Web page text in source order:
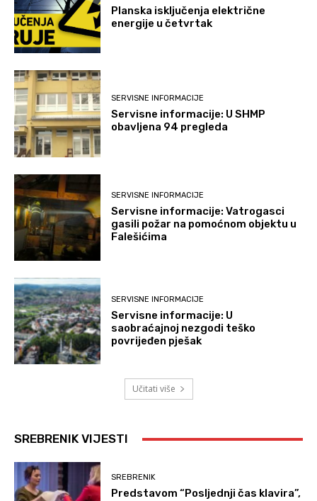
Planska isključenja električne
energije u četvrtak
SERVISNE INFORMACIJE
Servisne informacije: U SHMP
obavljena 94 pregleda
SERVISNE INFORMACIJE
Servisne informacije: Vatrogasci
gasili požar na pomoćnom objektu u
Falešićima
SERVISNE INFORMACIJE
Servisne informacije: U
saobraćajnoj nezgodi teško
povrijeđen pješak
Učitati više
SREBRENIK VIJESTI
SREBRENIK
Predstavom “Posljednji čas klavira”,